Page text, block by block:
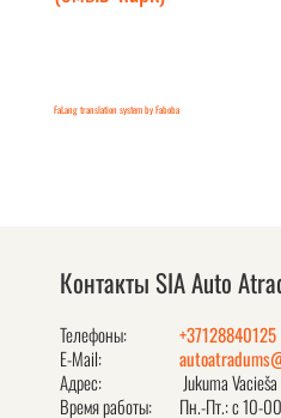
FaLang translation system by Faboba
Контакты SIA Auto
Телефоны:
+37128840125
E-Mail:
Адрес:
Jukuma
Время работы:
Пн.-Пт.: с 10-